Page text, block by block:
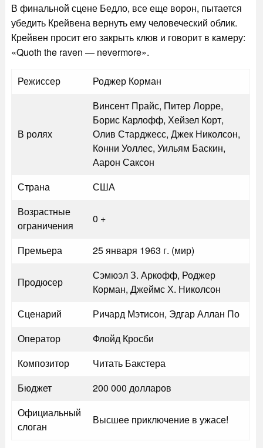
В финальной сцене Бедло, все еще ворон, пытается
убедить Крейвена вернуть ему человеческий облик.
Крейвен просит его закрыть клюв и говорит в камеру:
«Quoth the raven — nevermore».
Режиссер Роджер Корман
В ролях
Винсент Прайс, Питер Лорре,
Борис Карлофф, Хейзел Корт,
Олив Старджесс, Джек Николсон,
Конни Уоллес, Уильям Баскин,
Аарон Саксон
Страна
США
Возрастные
ограничения
0 +
Премьера 25 января 1963 г. (мир)
Продюсер
Сэмюэл З. Аркофф, Роджер
Корман, Джеймс Х. Николсон
Сценарий
Ричард Мэтисон, Эдгар Аллан По
Оператор
Флойд Кросби
Композитор
Читать Бакстера
Бюджет
200 000 долларов
Официальный
слоган
Высшее приключение в ужасе!